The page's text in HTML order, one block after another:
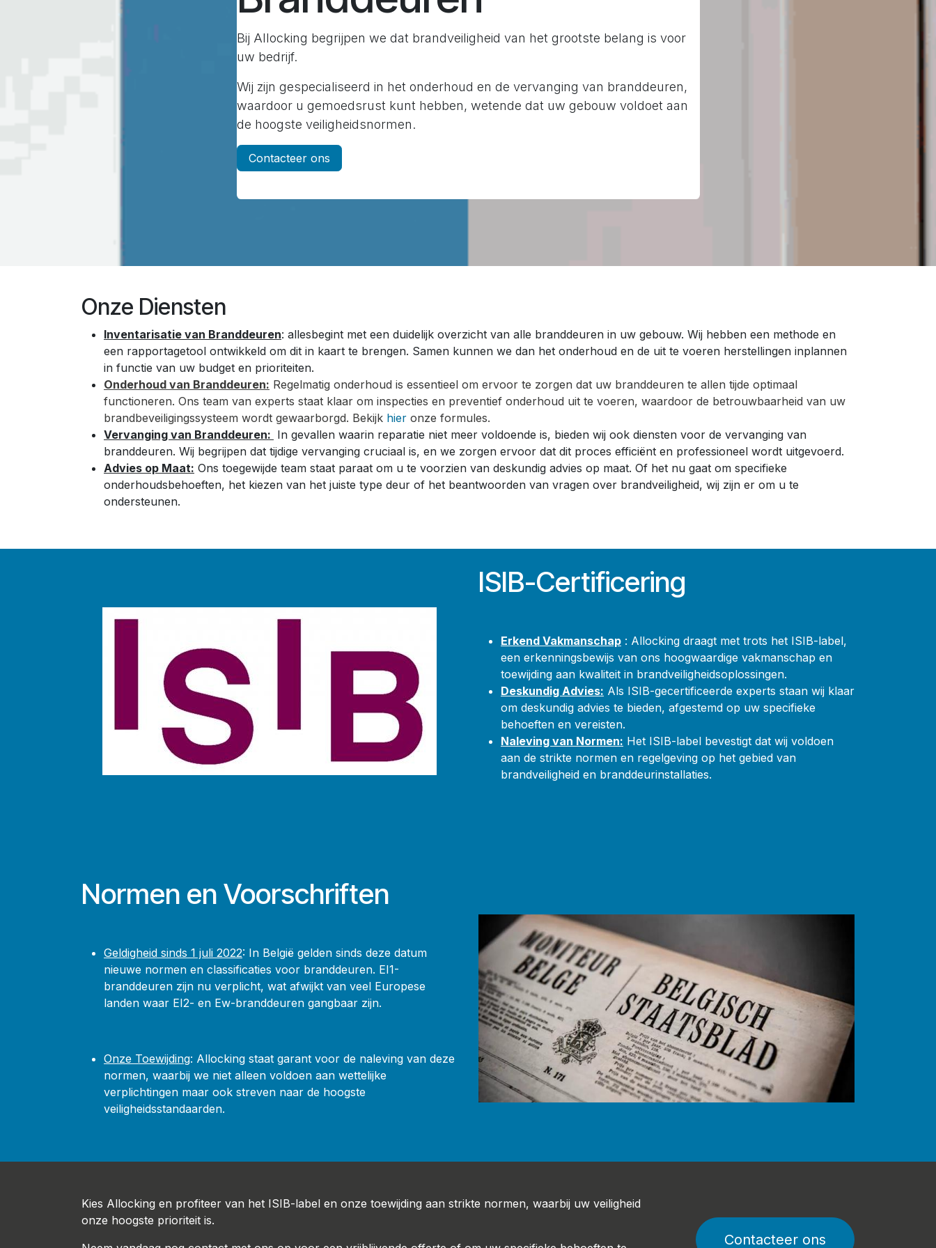
Bij Allocking begrijpen we dat brandveiligheid van het grootste belang is voor
uw bedrijf.
Wij zijn gespecialiseerd in het onderhoud en de vervanging van branddeuren,
waardoor u gemoedsrust kunt hebben, wetende dat uw gebouw voldoet aan
de hoogste veiligheidsnormen.
Contacteer ons
Onze Diensten
Inventarisatie van Branddeuren: allesbegint met een duidelijk overzicht van alle branddeuren in uw gebouw. Wij hebben een methode en
een rapportagetool ontwikkeld om dit in kaart te brengen. Samen kunnen we dan het onderhoud en de uit te voeren herstellingen inplannen
in functie van uw budget en prioriteiten.
Onderhoud van Branddeuren: Regelmatig onderhoud is essentieel om ervoor te zorgen dat uw branddeuren te allen tijde optimaal
functioneren. Ons team van experts staat klaar om inspecties en preventief onderhoud uit te voeren, waardoor de betrouwbaarheid van uw
brandbeveiligingssysteem wordt gewaarborgd. Bekijk hier onze formules.
Vervanging van Branddeuren: In gevallen waarin reparatie niet meer voldoende is, bieden wij ook diensten voor de vervanging van
branddeuren. Wij begrijpen dat tijdige vervanging cruciaal is, en we zorgen ervoor dat dit proces efficiënt en professioneel wordt uitgevoerd.
Advies op Maat: Ons toegewijde team staat paraat om u te voorzien van deskundig advies op maat. Of het nu gaat om specifieke
onderhoudsbehoeften, het kiezen van het juiste type deur of het beantwoorden van vragen over brandveiligheid, wij zijn er om u te
ondersteunen.
ISIB-Certificering
E​rkend Vakmanschap : Allocking draagt met trots het ISIB-label,
een erkenningsbewijs van ons hoogwaardige vakmanschap en
toewijding aan kwaliteit in brandveiligheidsoplossingen.
Deskundig Advies: Als ISIB-gecertificeerde experts staan wij klaar
om deskundig advies te bieden, afgestemd op uw specifieke
behoeften en vereisten.
Naleving van Normen: Het ISIB-label bevestigt dat wij voldoen
aan de strikte normen en regelgeving op het gebied van
brandveiligheid en branddeurinstallaties.
Normen en Voorschriften
Geldigheid sinds 1 juli 2022: In België gelden sinds deze datum
nieuwe normen en classificaties voor branddeuren. EI1-
branddeuren zijn nu verplicht, wat afwijkt van veel Europese
landen waar EI2- en Ew-branddeuren gangbaar zijn.
Onze Toewijding: Allocking staat garant voor de naleving van deze
normen, waarbij we niet alleen voldoen aan wettelijke
verplichtingen maar ook streven naar de hoogste
veiligheidsstandaarden.
Kies Allocking en profiteer van het ISIB-label en onze toewijding aan strikte normen, waarbij uw veiligheid
onze hoogste prioriteit is.
Contacteer ons